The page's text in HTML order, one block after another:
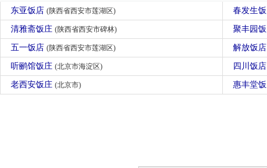
东亚饭店 (陕西省西安市莲湖区) 春发生
清雅斋饭庄 (陕西省西安市碑林) 聚丰园
五一饭店 (陕西省西安市莲湖区) 解放饭
听鹂馆饭庄 (北京市海淀区) 四川饭
老西安饭庄 (北京市) 惠丰堂